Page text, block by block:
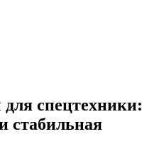
спецтехники:
стабильная